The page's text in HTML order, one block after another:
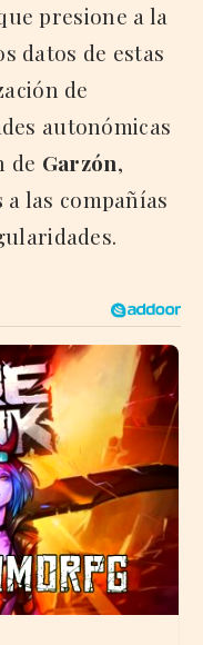
presione a la
datos de estas
de
autonómicas
de Garzón,
a las compañías